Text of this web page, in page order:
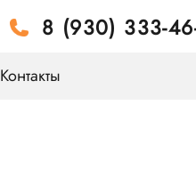
8 (930) 333-
Контакты